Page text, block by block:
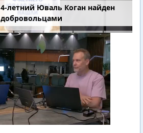
4-летний Юваль Коган найден
добровольцами